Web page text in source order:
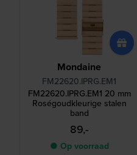
Mondaine
FM22620.IPRG.EM1
FM22620.IPRG.EM1 20 mm
Roségoudkleurige stalen
band
89,-
● Op voorraad